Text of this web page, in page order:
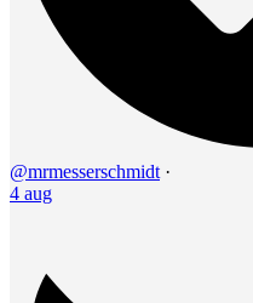
@mrmesserschmidt ·
4 aug